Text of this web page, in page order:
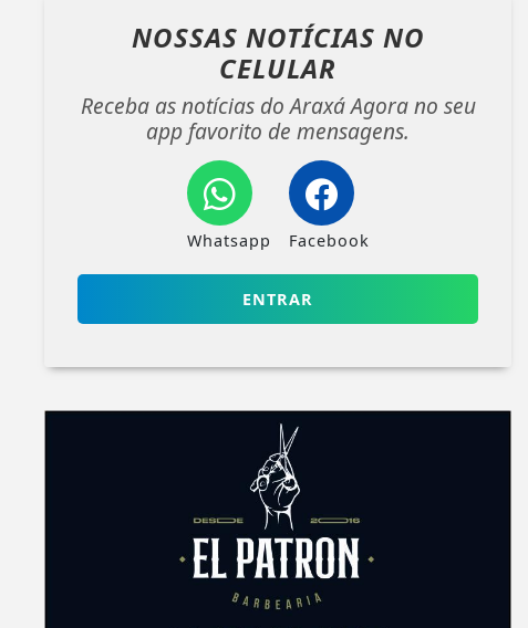
NOSSAS NOTÍCIAS NO
CELULAR
Receba as notícias do Araxá Agora no seu
app favorito de mensagens.
Whatsapp Facebook
ENTRAR